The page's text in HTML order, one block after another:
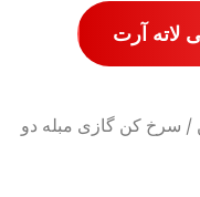
لاته آرت
/ سرخ کن گازی مبله دو